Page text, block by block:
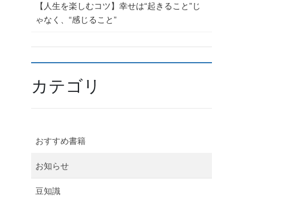
【人生を楽しむコツ】幸せは“起きること”じ
ゃなく、“感じること”
カテゴリ
おすすめ書籍
お知らせ
豆知識